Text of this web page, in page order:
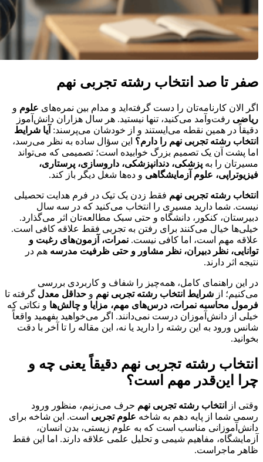
صفر تا صد انتخاب رشته تجربی نهم
اگر الان کارنامه‌تان را دست گرفته‌اید و مدام بین نمره‌های علوم و
ریاضی رفت‌وآمد می‌کنید، تنها نیستید. هر سال هزاران دانش‌آموز
دقیقاً در همین نقطه می‌ایستند و از خودشان می‌پرسند: آیا شرایط
انتخاب رشته تجربی نهم را دارم؟ این سؤال ساده به نظر می‌رسد،
اما پشت آن یک تصمیم بزرگ خوابیده است؛ تصمیمی که می‌تواند
مسیرتان را به پزشکی، دندانپزشکی، داروسازی، پرستاری،
فیزیوتراپی، علوم آزمایشگاهی و ده‌ها شغل دیگر باز کند.
انتخاب رشته تجربی نهم فقط زدن یک تیک در فرم هدایت تحصیلی
نیست. شما دارید مسیری را انتخاب می‌کنید که در سه سال
دبیرستان، کنکور، دانشگاه و حتی سبک مطالعه‌تان اثر می‌گذارد.
خیلی‌ها خیال می‌کنند برای رفتن به تجربی فقط علاقه کافی است.
علاقه مهم است، اما کافی نیست. نمرات، آزمون‌های رغبت و
توانایی، نظر دبیران، نظر مشاور و حتی ظرفیت مدرسه هم در
نتیجه اثر دارند.
در این راهنمای کامل، همه‌چیز را شفاف و کاربردی بررسی
می‌کنیم؛ از شرایط انتخاب رشته تجربی نهم و حداقل معدل گرفته تا
فرمول محاسبه نمرات، درس‌های مهم، مزایا و چالش‌ها و نکاتی که
خیلی از دانش‌آموزان درست نمی‌دانند. اگر می‌خواهید بفهمید واقعاً
شانس ورود به این رشته را دارید یا نه، این مقاله را تا آخر با دقت
بخوانید.
انتخاب رشته تجربی نهم دقیقاً یعنی چه و
چرا این‌قدر مهم است؟
وقتی از انتخاب رشته تجربی نهم حرف می‌زنیم، منظور ورود
رسمی شما از پایه دهم به شاخه علوم تجربی است. این شاخه برای
دانش‌آموزانی مناسب است که به علوم زیستی، بدن انسان،
آزمایشگاه، مفاهیم شیمی و تحلیل علمی علاقه دارند. اما این فقط
ظاهر ماجراست.